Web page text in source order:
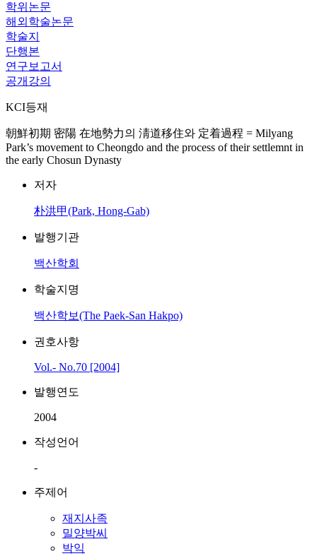
학위논문
해외학술논문
학술지
단행본
연구보고서
공개강의
KCI등재
朝鮮初期 密陽 在地勢力의 淸道移住와 定着過程 = Milyang
Park’s movement to Cheongdo and the process of their settlemnt in
the early Chosun Dynasty
저자
朴洪甲(Park, Hong-Gab)
발행기관
백산학회
학술지명
백산학보(The Paek-San Hakpo)
권호사항
Vol.- No.70 [2004]
발행연도
2004
작성언어
-
주제어
재지사족
밀양박씨
박익